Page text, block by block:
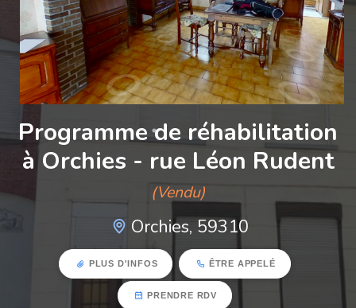
Programme de réhabilitation
à Orchies - rue Léon Rudent
(Vendu)
Orchies, 59310
PLUS D'INFOS ÊTRE APPELÉ
PRENDRE RDV